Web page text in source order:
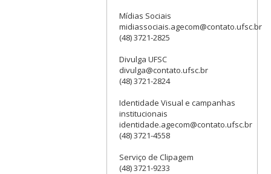
Mídias Sociais
midiassociais.agecom@contato.ufsc.br
(48) 3721-2825
Divulga UFSC
divulga@contato.ufsc.br
(48) 3721-2824
Identidade Visual e campanhas
institucionais
identidade.agecom@contato.ufsc.br
(48) 3721-4558
Serviço de Clipagem
(48) 3721-9233